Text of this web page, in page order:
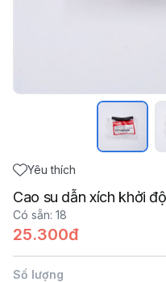
Yêu thích
Cao su dẫn xích khởi
Có sẵn: 18
25.300đ
Số lượng